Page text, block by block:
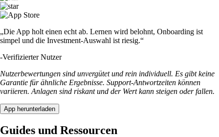
„Die App holt einen echt ab. Lernen wird belohnt, Onboarding ist
simpel und die Investment-Auswahl ist riesig.“
-Verifizierter Nutzer
Nutzerbewertungen sind unvergütet und rein individuell. Es gibt keine
Garantie für ähnliche Ergebnisse. Support-Antwortzeiten können
variieren. Anlagen sind riskant und der Wert kann steigen oder fallen.
App herunterladen
Guides und Ressourcen